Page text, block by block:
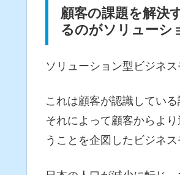
顧客の課題を解決
るのがソリューシ
ソリューション型ビジネ
これは顧客が認識してい
それによって顧客からよ
うことを企図したビジネス